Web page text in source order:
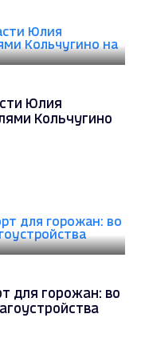
Юлия
Кольчугино
для горожан: во